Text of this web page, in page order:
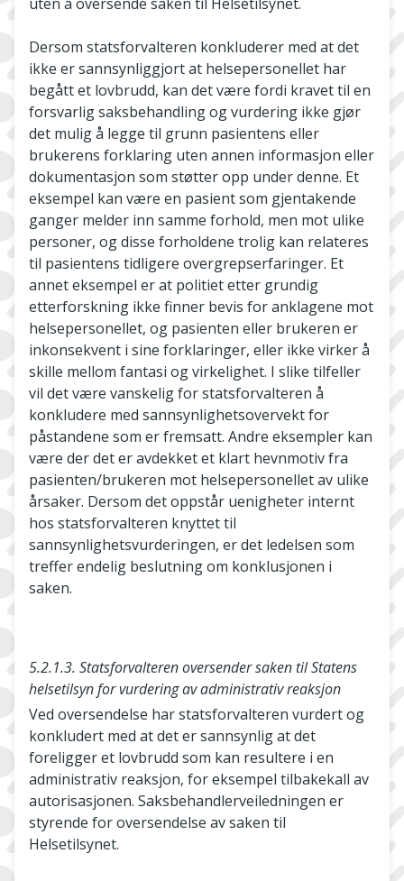
Dersom statsforvalteren konkluderer med at det
ikke er sannsynliggjort at helsepersonellet har
begått et lovbrudd, kan det være fordi kravet til en
forsvarlig saksbehandling og vurdering ikke gjør
det mulig å legge til grunn pasientens eller
brukerens forklaring uten annen informasjon eller
dokumentasjon som støtter opp under denne. Et
eksempel kan være en pasient som gjentakende
ganger melder inn samme forhold, men mot ulike
personer, og disse forholdene trolig kan relateres
til pasientens tidligere overgrepserfaringer. Et
annet eksempel er at politiet etter grundig
etterforskning ikke finner bevis for anklagene mot
helsepersonellet, og pasienten eller brukeren er
inkonsekvent i sine forklaringer, eller ikke virker å
skille mellom fantasi og virkelighet. I slike tilfeller
vil det være vanskelig for statsforvalteren å
konkludere med sannsynlighetsovervekt for
påstandene som er fremsatt. Andre eksempler kan
være der det er avdekket et klart hevnmotiv fra
pasienten/brukeren mot helsepersonellet av ulike
årsaker. Dersom det oppstår uenigheter internt
hos statsforvalteren knyttet til
sannsynlighetsvurderingen, er det ledelsen som
treffer endelig beslutning om konklusjonen i
saken.
5.2.1.3. Statsforvalteren oversender saken til Statens
helsetilsyn for vurdering av administrativ reaksjon
Ved oversendelse har statsforvalteren vurdert og
konkludert med at det er sannsynlig at det
foreligger et lovbrudd som kan resultere i en
administrativ reaksjon, for eksempel tilbakekall av
autorisasjonen. Saksbehandlerveiledningen er
styrende for oversendelse av saken til
Helsetilsynet.